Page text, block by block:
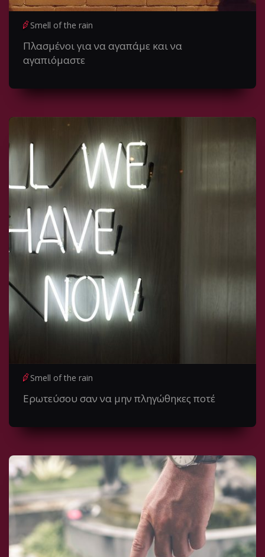
Smell of the rain
Πλασμένοι για να αγαπάμε και να
αγαπιόμαστε
Smell of the rain
Ερωτεύσου σαν να μην πληγώθηκες ποτέ